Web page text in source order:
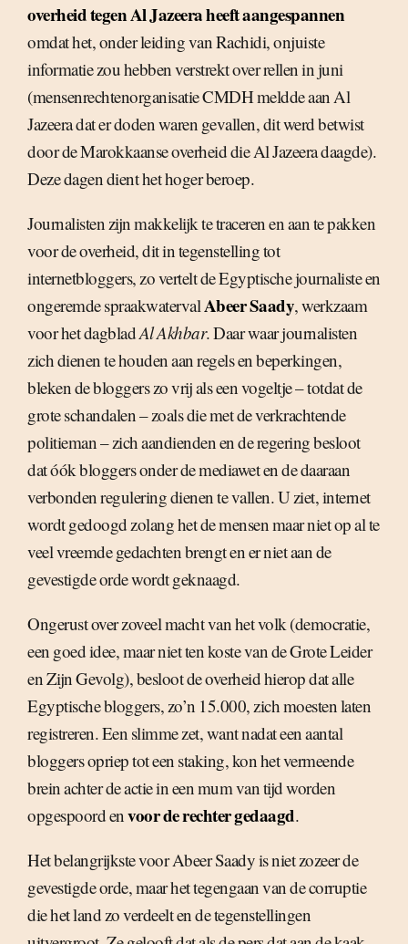
overheid tegen Al Jazeera heeft aangespannen
omdat het, onder leiding van Rachidi, onjuiste
informatie zou hebben verstrekt over rellen in juni
(mensenrechtenorganisatie CMDH meldde aan Al
Jazeera dat er doden waren gevallen, dit werd betwist
door de Marokkaanse overheid die Al Jazeera daagde).
Deze dagen dient het hoger beroep.
Journalisten zijn makkelijk te traceren en aan te pakken
voor de overheid, dit in tegenstelling tot
internetbloggers, zo vertelt de Egyptische journaliste en
ongeremde spraakwatervalAbeer Saady, werkzaam
voor het dagbladAl Akhbar. Daar waar journalisten
zich dienen te houden aan regels en beperkingen,
bleken de bloggers zo vrij als een vogeltje – totdat de
grote schandalen – zoals die met de verkrachtende
politieman – zich aandienden en de regering besloot
dat óók bloggers onder de mediawet en de daaraan
verbonden regulering dienen te vallen. U ziet, internet
wordt gedoogd zolang het de mensen maar niet op al te
veel vreemde gedachten brengt en er niet aan de
gevestigde orde wordt geknaagd.
Ongerust over zoveel macht van het volk (democratie,
een goed idee, maar niet ten koste van de Grote Leider
en Zijn Gevolg), besloot de overheid hierop dat alle
Egyptische bloggers, zo’n 15.000, zich moesten laten
registreren. Een slimme zet, want nadat een aantal
bloggers opriep tot een staking, kon het vermeende
brein achter de actie in een mum van tijd worden
opgespoord en voor de rechter gedaagd.
Het belangrijkste voor Abeer Saady is niet zozeer de
gevestigde orde, maar het tegengaan van de corruptie
die het land zo verdeelt en de tegenstellingen